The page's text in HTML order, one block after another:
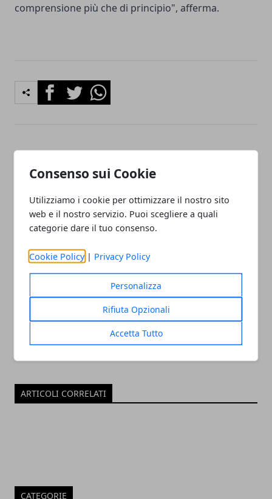
Consenso sui Cookie
Utilizziamo i cookie per ottimizzare il nostro sito
web e il nostro servizio. Puoi scegliere a quali
categorie dare il tuo consenso.
Cookie Policy | Privacy Policy
Personalizza
Rifiuta Opzionali
Accetta Tutto
comprensione più che di principio", afferma.
FacebookTwitterWhatsapp
Articolo Precedente
160 grandi chef rinunciano
al tonno rosso
Articolo Successivo
Green drink la nuova moda
ARTICOLI CORRELATI
CATEGORIE